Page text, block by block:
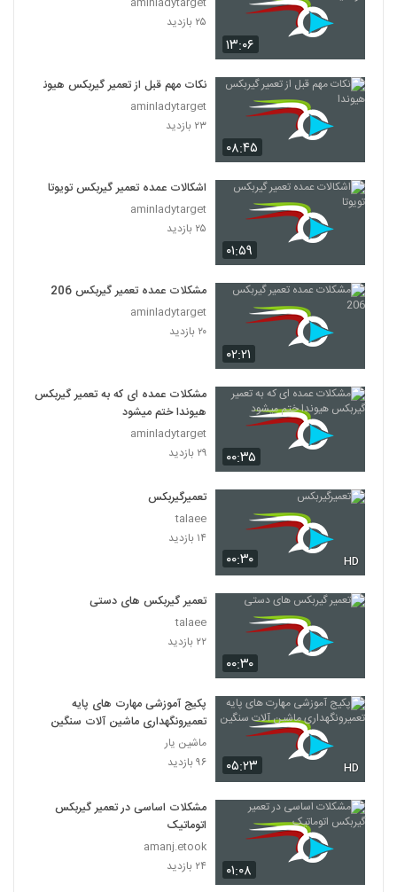
۱۳:۰۶
۲۵ بازدید
۰۸:۴۵
نکات مهم قبل از تعمیر گیربکس هیوندا
aminladytarget
۲۳ بازدید
۰۱:۵۹
اشکالات عمده تعمیر گیربکس تویوتا
aminladytarget
۲۵ بازدید
۰۲:۲۱
مشکلات عمده تعمیر گیربکس 206
aminladytarget
۲۰ بازدید
۰۰:۳۵
مشکلات عمده ای که به تعمیر گیربکس
هیوندا ختم میشود
aminladytarget
۲۹ بازدید
۰۰:۳۰ HD
تعمیرگیربکس
talaee
۱۴ بازدید
۰۰:۳۰
تعمیر گیربکس های دستی
talaee
۲۲ بازدید
۰۵:۲۳ HD
پکیج آموزشی مهارت های پایه
تعمیرونگهداری ماشین آلات سنگین
ماشین یار
۹۶ بازدید
۰۱:۰۸
مشکلات اساسی در تعمیر گیربکس
اتوماتیک
amanj.etook
۲۴ بازدید